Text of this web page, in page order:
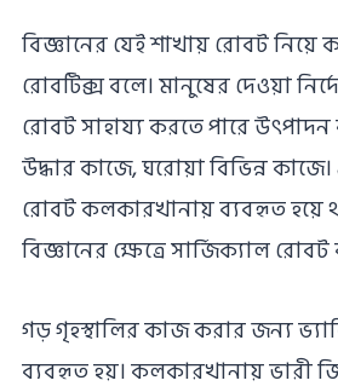
বিজ্ঞানের যেই শাখায় রোবট
রোবটিক্স বলে। মানুষের দেওয়া
রোবট সাহায্য করতে পারে উৎপাদন
উদ্ধার কাজে, ঘরোয়া বিভিন্ন কাজে।
রোবট কলকারখানায় ব্যবহৃত হয়ে
বিজ্ঞানের ক্ষেত্রে সার্জিক্যাল
গড় গৃহস্থালির কাজ করার জন্য
ব্যবহৃত হয়। কলকারখানায় ভারী